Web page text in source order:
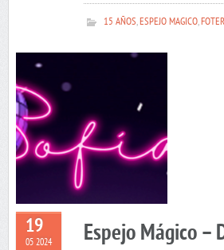
15 AÑOS,ESPEJO MAGICO,
19
05 2024 Espejo Mágico –